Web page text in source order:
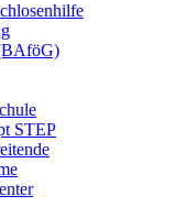
STEP